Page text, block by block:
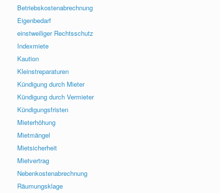
Betriebskostenabrechnung
Eigenbedarf
einstweiliger Rechtsschutz
Indexmiete
Kaution
Kleinstreparaturen
Kündigung durch Mieter
Kündigung durch Vermieter
Kündigungsfristen
Mieterhöhung
Mietmängel
Mietsicherheit
Mietvertrag
Nebenkostenabrechnung
Räumungsklage